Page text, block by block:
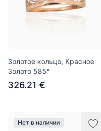
Золотое кольцо, Красное
Золото 585°
326.21 €
Нет в наличии